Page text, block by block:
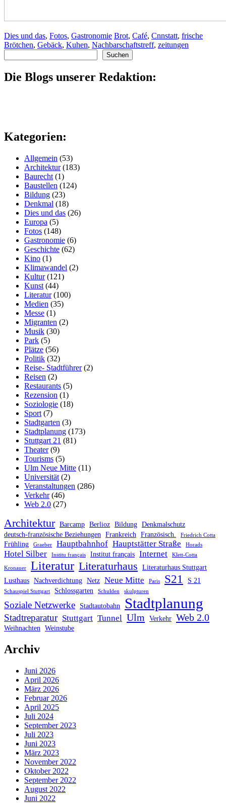
Dies und das, Fotos, Gastronomie Brot, Café, Cnnstatt, frische
Brötchen, Gebäck, Kuhen, Nachbarschaftstreff, zeitungen
Suchen
Die Blogs unserer Redaktion:
Kategorien:
Allgemein (53)
Architektur(183)
Baurecht (1)
Baustellen (124)
Bildung (23)
Denkmal (18)
Dies und das (26)
Europa (5)
Fotos (148)
Gastronomie (6)
Geschichte (62)
Kino (1)
Klimawandel (2)
Kultur(121)
Kunst (44)
Literatur(100)
Medien (35)
Messe (1)
Migranten (2)
Musik (30)
Park (5)
Plätze (56)
Politik (32)
Reise- Stadtführer(2)
Reisen (2)
Restaurants (5)
Rezension (1)
Soziologie (18)
Sport (7)
Stadtgarten (3)
Stadtplanung (173)
Stuttgart 21 (81)
Theater(9)
Tourisms (5)
Ulm Neue Mitte (11)
Universität (2)
Veranstaltungen (286)
Verkehr(46)
Web 2.0 (27)
Architektur Barcamp Berlioz Bildung Denkmalschutz
deutsch-französische Beziehungen Frankreich Französisch. Friedrich Cotta
Frühling Graeber Hauptbahnhof Hauptstätter Straße Horads
Hotel Silber Institu français Institut français Internet Klett-Cotta
Kronauer Literatur Literaturhaus
Literaturhaus Stuttgart
Lusthaus Nachverdichtung Netz Neue Mitte Paris S21 S 21
Schauspiel Stuttgart Schlossgarten Schulden skulpturen
Soziale Netzwerke Stadtautobahn Stadtplanung
Stadtreparatur Stuttgart Tunnel Ulm Verkehr Web 2.0
Weihnachten Weinstube
Archiv
Juni 2026
April 2026
März 2026
Februar 2026
April 2025
Juli 2024
September 2023
Juli 2023
Juni 2023
März 2023
November 2022
Oktober 2022
September 2022
August 2022
Juni 2022